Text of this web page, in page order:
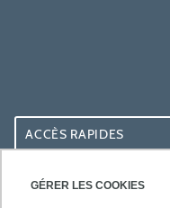
GÉRER LES COOKIES
ACCÈS RAPIDES
ACCÈS PRATIQUES